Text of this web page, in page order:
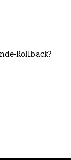
Rollback?